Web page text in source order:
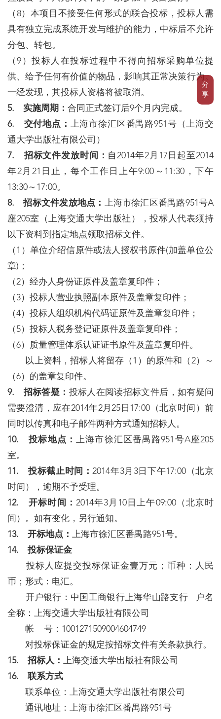
分
享
（8）本项目不接受任何形式的联合投标，投标人需
具有独立完成系统开发与维护的能力，中标后不允许
分包、转包。
（9）投标人在投标过程中不得向招标采购单位提
供、给予任何有价值的物品，影响其正常决策行为。
一经发现，其投标人资格将被取消。
5. 实施周期： 合同正式签订后9个月内完成。
6. 交付地点： 上海市徐汇区番禺路951号（上海交
通大学出版社有限公司）
7. 招标文件发放时间： 自2014年2月17日起至2014
年2月21日止，每个工作日上午9:00～11:30，下午
13:30～17:00。
8. 招标文件发放地点： 上海市徐汇区番禺路951号A
座205室（上海交通大学出版社），投标人代表须持
以下资料到指定地点领取招标文件。
（1）单位介绍信原件或法人授权书原件(加盖单位公
章)；
（2）经办人身份证原件及盖章复印件；
（3）投标人营业执照副本原件及盖章复印件；
（4）投标人组织机构代码证原件及盖章复印件；
（5）投标人税务登记证原件及盖章复印件；
（6）质量管理体系认证证书原件及盖章复印件。
以上资料，招标人将留存（1）的原件和（2）～
（6）的盖章复印件。
9. 招标答疑： 投标人在阅读招标文件后，如有疑问
需要澄清，应在2014年2月25日17:00（北京时间）前
同时以传真和电子邮件两种方式通知招标人。
10. 投标地点：上海市徐汇区番禺路951号A座205
室。
11. 投标截止时间：2014年3月3日下午17:00（北京
时间），逾期不予受理。
12. 开标时间： 2014年3月10日上午09:00（北京时
间）。如有变化，另行通知。
13. 开标地点： 上海市徐汇区番禺路951号。
14. 投标保证金
投标人应提交投标保证金壹万元；币种：人民
币；形式：电汇。
开户银行：中国工商银行上海华山路支行 户名
全称：上海交通大学出版社有限公司
帐 号：1001271509004604749
对投标保证金的规定按招标文件有关条款执行。
15. 招标人： 上海交通大学出版社有限公司
16. 联系方式
联系单位：上海交通大学出版社有限公司
通讯地址：上海市徐汇区番禺路951号